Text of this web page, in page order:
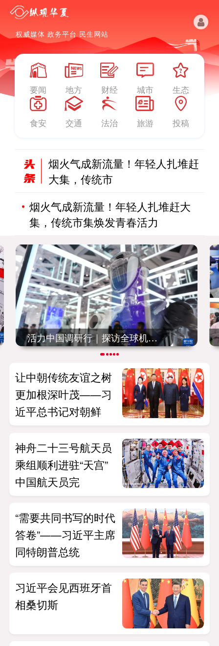
权威媒体 政务平台 民生网站
要闻 地方 财经 城市 生态
食安 交通 法治 旅游 投稿
新疆乌恰:交警深夜保畅，为群众
烟火气成新流量！年轻人扎堆赶
大集，传统市
出丰收景
需求进化 供给创新 保健食品行
正义的信念不可动摇 和平的期盼
不可阻遏
新疆乌恰:交警深夜保畅，为群众
送“爱心餐
烟火气成新流量！年轻人扎堆赶
大集，传统市
烟火气成新流量！年轻人扎堆赶大
集，传统市集焕发青春活力
活力中国调研行｜探访全球机器人开发选品选型服务中心
让中朝传统友谊之树
更加根深叶茂——习
近平总书记对朝鲜
神舟二十三号航天员
乘组顺利进驻“天宫”
中国航天员完
“需要共同书写的时代
答卷”——习近平主席
同特朗普总统
习近平会见西班牙首
相桑切斯